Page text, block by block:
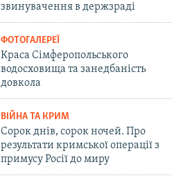
звинувачення в держзраді
ФОТОГАЛЕРЕЇ
Краса Сімферопольського
водосховища та занедбаність
довкола
ВІЙНА ТА КРИМ
Сорок днів, сорок ночей. Про
результати кримської операції з
примусу Росії до миру